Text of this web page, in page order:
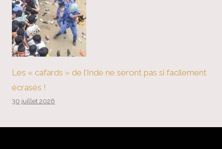
Les « cafards » de l’Inde ne seront pas si facilement
écrasés !
30 juillet 2026